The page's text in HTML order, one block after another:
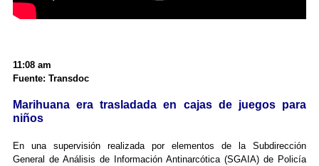
11:08 am
Fuente: Transdoc
Marihuana era trasladada en cajas de juegos para
niños
En una supervisión realizada por elementos de la Subdirección
General de Análisis de Información Antinarcótica (SGAIA) de Policía